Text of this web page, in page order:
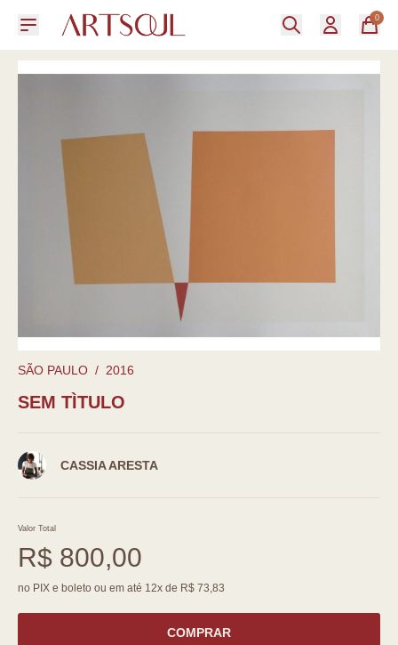
0
SÃO PAULO / 2016
SEM TÌTULO
CASSIA ARESTA
Valor Total
R$ 800,00
no PIX e boleto ou em até 12x de R$ 73,83
COMPRAR